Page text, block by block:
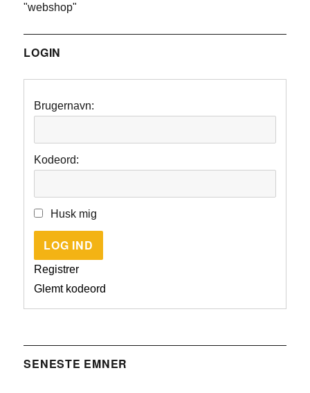
"webshop"
LOGIN
Brugernavn:
Kodeord:
Husk mig
LOG IND
Registrer
Glemt kodeord
SENESTE EMNER